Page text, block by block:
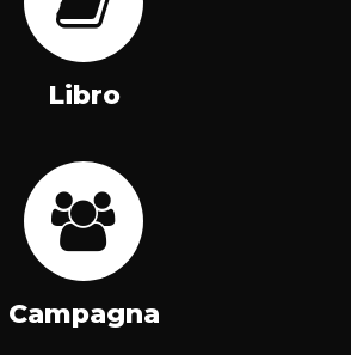
Libro
Campagna